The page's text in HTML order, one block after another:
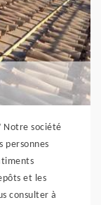
Notre société
personnes
et les
consulter à